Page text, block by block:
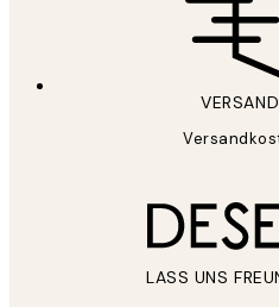
LASS UNS